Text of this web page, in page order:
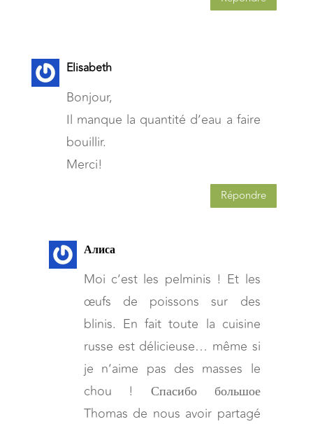
Elisabeth
Bonjour,
Il manque la quantité d’eau a faire
bouillir.
Merci!
Répondre
Алиса
Moi c’est les pelminis ! Et les
œufs de poissons sur des
blinis. En fait toute la cuisine
russe est délicieuse… même si
je n’aime pas des masses le
chou ! Спасибо большое
Thomas de nous avoir partagé